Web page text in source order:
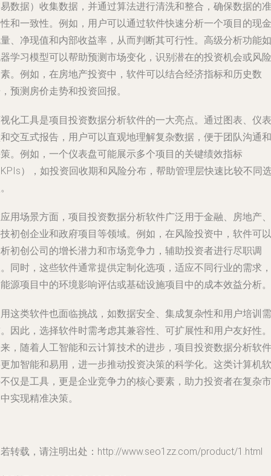
数据）收集数据，并通过算法进行清洗和整合，确保数据的准
和一致性。例如，用户可以通过软件快速分析一个项目的现金
、净现值和内部收益率，从而判断其可行性。高级分析功能如
学习模型可以帮助预测市场变化，识别潜在的投资机会或风险
。例如，在房地产投资中，软件可以结合经济指标和历史数
预测房价走势和投资回报。
化工具是项目投资数据分析软件的一大亮点。通过图表、仪表
交互式报告，用户可以直观地理解复杂数据，便于团队沟通和
。例如，一个仪表盘可能展示多个项目的关键绩效指标
），如投资回收期和风险分布，帮助管理层快速比较不同
用场景方面，项目投资数据分析软件广泛用于金融、房地产、
初创企业和政府项目等领域。例如，在风险投资中，软件可以
初创公司的增长潜力和市场竞争力，辅助投资者进行尽职调
同时，这些软件通常提供定制化选项，适应不同行业的需求，
源项目中的环境影响评估或基础设施项目中的成本效益分析。
这类软件也面临挑战，如数据安全、集成复杂性和用户培训需
因此，选择软件时需考虑其兼容性、可扩展性和用户友好性。
，随着人工智能和云计算技术的进步，项目投资数据分析软件
加智能和易用，进一步推动投资决策的科学化。这类计算机软
仅是工具，更是企业竞争力的核心要素，助力投资者在复杂市
实现精准决策。
转载，请注明出处：http://www.seo1zz.com/product/1.html